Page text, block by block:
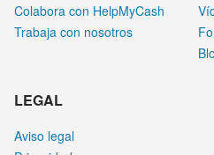
Colabora con HelpMyCash
Trabaja con nosotros
LEGAL
Aviso legal